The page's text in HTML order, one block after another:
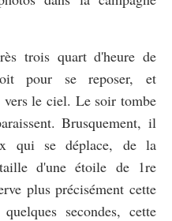
trois quart d'heure de
pour se reposer, et
vers le ciel. Le soir tombe
Brusquement, il
qui se déplace, de la
d'une étoile de 1re
plus précisément cette
secondes, cette